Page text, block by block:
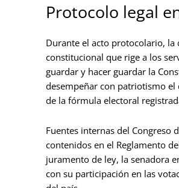
Protocolo legal
Durante el acto protocolario, la
constitucional que rige a los
guardar y hacer guardar la
desempeñar con patriotismo el
de la fórmula electoral
Fuentes internas del Congreso
contenidos en el Reglamento
juramento de ley, la senadora
con su participación en las